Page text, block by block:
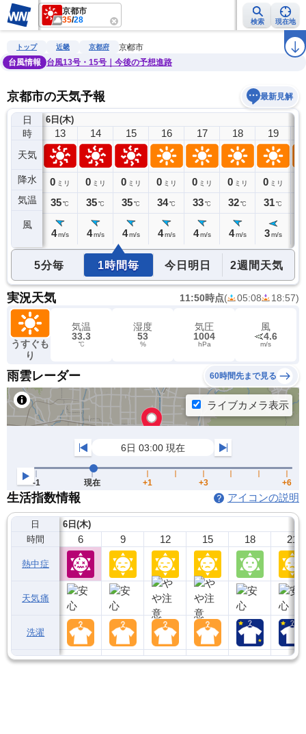
京都市
35/28 検索 現在地
雨雲レーダー 台風情報 地震情報 ラ
トップ 近畿 京都府
京都市
台風情報
台風13号・15号｜今後の予想進路
京都市の天気予報 最新見解
日
時
天気
降水
気温
風
6日(木)
12
0ミリ
35℃
13
0 ミリ
35℃
4 m/s
14
0 ミリ
35℃
4 m/s
15
0 ミリ
35℃
4 m/s
16
0 ミリ
34℃
4 m/s
17
0 ミリ
33℃
4 m/s
18
0 ミリ
32℃
4 m/s
19
0 ミリ
31℃
3 m/s
5分毎 1時間毎 今日明日 2週間天気
実況天気 11:50時点( 05:08 18:57)
うすぐも
り
気温
33.3
℃
湿度
53
%
気圧
1004
hPa
風
4.6
m/s
雨雲レーダー 60時間先まで見る
生活指数情報 アイコンの説明
日
時間
熱中症
天気痛
洗濯
6日(木)
6 9 12 15 18 21